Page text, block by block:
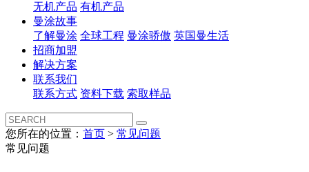
无机产品 有机产品
曼涂故事
了解曼涂 全球工程 曼涂骄傲 英国曼生活
招商加盟
解决方案
联系我们
联系方式 资料下载 索取样品
您所在的位置： 首页 > 常见问题
常见问题